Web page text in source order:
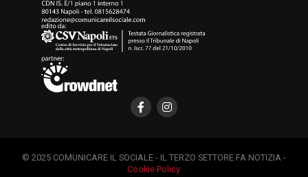
© 2025 COMUNICARE IL SOCIALE - IL TERZO SETTORE FA NOTIZIA -
Cookie Policy